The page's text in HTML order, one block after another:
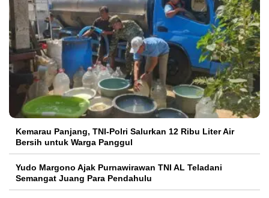
Kemarau Panjang, TNI-Polri Salurkan 12 Ribu Liter Air
Bersih untuk Warga Panggul
Yudo Margono Ajak Purnawirawan TNI AL Teladani
Semangat Juang Para Pendahulu